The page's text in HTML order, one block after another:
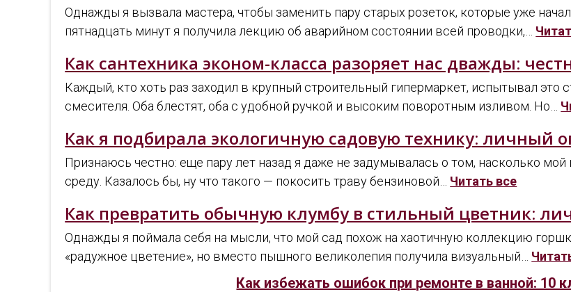
Однажды я вызвала мастера, чтобы заменить пару старых розеток, которые уже
пятнадцать минут я получила лекцию об аварийном состоянии всей проводки,…
Как сантехника эконом-класса разоряет нас дважды:
Каждый, кто хоть раз заходил в крупный строительный гипермаркет, испытывал это
смесителя. Оба блестят, оба с удобной ручкой и высоким поворотным изливом. Но…
Как я подбирала экологичную садовую технику: личный
Признаюсь честно: еще пару лет назад я даже не задумывалась о том, насколько
среду. Казалось бы, ну что такого — покосить траву бензиновой… Читать все
Как превратить обычную клумбу в стильный цветник:
Однажды я поймала себя на мысли, что мой сад похож на хаотичную коллекцию
«радужное цветение», но вместо пышного великолепия получила визуальный…
Как избежать ошибок при ремонте в ванной: 10